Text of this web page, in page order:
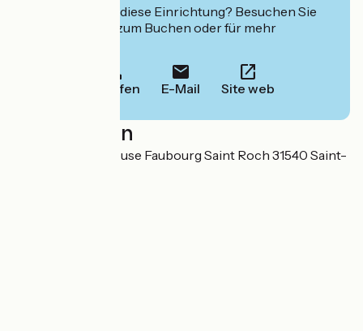
Interessiert Sie diese Einrichtung? Besuchen Sie
deren Website zum Buchen oder für mehr
Anrufen E-Mail Site web
Localisation
26 Route de Toulouse Faubourg Saint Roch 31540 Saint-